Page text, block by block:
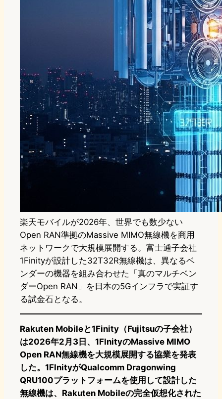
楽天モバイルが2026年、世界でも数少ない
Open RAN準拠のMassive MIMO無線機を商用
ネットワークで大規模展開する。富士通子会社
1Finityが設計した32T32R無線機は、異なるベ
ンダーの機器を組み合わせた「真のマルチベン
ダーOpen RAN」を日本の5Gインフラで実証す
る試金石となる。
Rakuten Mobileと1Finity（Fujitsuの子会社）
は2026年2月3日、1FInityのMassive MIMO
Open RAN無線機を大規模展開する協業を発表
した。1FInityがQualcomm Dragonwing
QRU100プラットフォームを使用して設計した
無線機は、Rakuten Mobileの完全仮想化された